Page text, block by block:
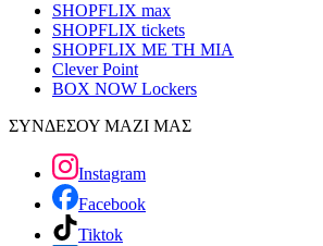
SHOPFLIX max
SHOPFLIX tickets
SHOPFLIX ΜΕ ΤΗ ΜΙΑ
Clever Point
BOX NOW Lockers
ΣΥΝΔΕΣΟΥ ΜΑΖΙ ΜΑΣ
Instagram
Facebook
Tiktok